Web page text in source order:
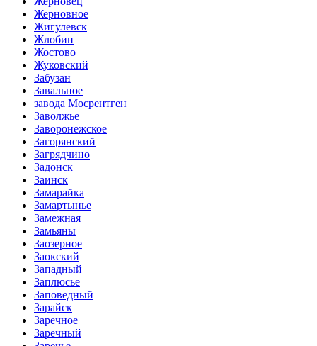
Жерновное
Жигулевск
Жлобин
Жостово
Жуковский
Забузан
Завальное
завода Мосрентген
Заволжье
Заворонежское
Загорянский
Загрядчино
Задонск
Заинск
Замарайка
Замартынье
Замежная
Замьяны
Заозерное
Заокский
Западный
Заплюсье
Заповедный
Зарайск
Заречное
Заречный